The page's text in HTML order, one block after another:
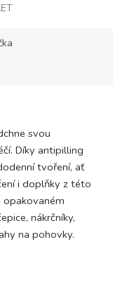
svou
Díky antipilling
tvoření, ať
i doplňky z této
opakovaném
nákrčníky,
na pohovky.